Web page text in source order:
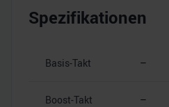
Spezifikationen
Basis-Takt –
Boost-Takt –